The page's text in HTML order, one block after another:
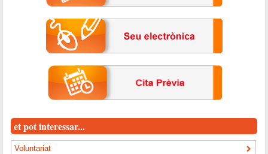
et pot interessar...
Voluntariat